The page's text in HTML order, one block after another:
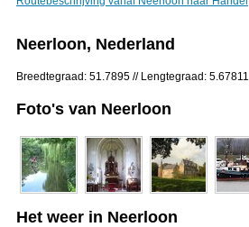
Neerloon, Nederland
Breedtegraad: 51.7895 // Lengtegraad: 5.67811
Foto's van Neerloon
Het weer in Neerloon